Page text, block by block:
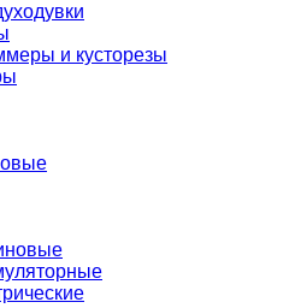
и кусторезы